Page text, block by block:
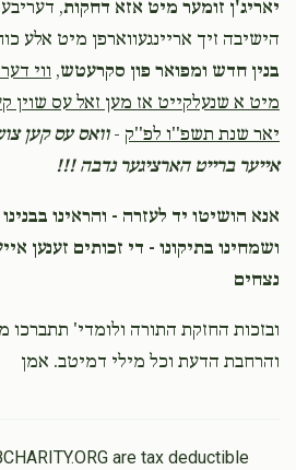
יאריג'ן זומער מיט אזא דחקות,
הישיבה זיך אריינגעווארפן מיט אלע
בנין חדש ומפואר פון סקרעטש, ווי
מיט א שנעלקייט אז מען זאל עס שוין
יאר שנת תשפ''ו לפ''ק -וואס עס קען
אייער ברייט הארציגער נדבה !!!
אנא הושיטו יד לעזרה - והראינו
ושמחינו בתיקונו - די זכותים זענען
נצחים
ובזכות החזקת התורה ולומדי' תתברכו
והרחבת הדעת וכל מילי דמיטב. אמן
are tax deductible